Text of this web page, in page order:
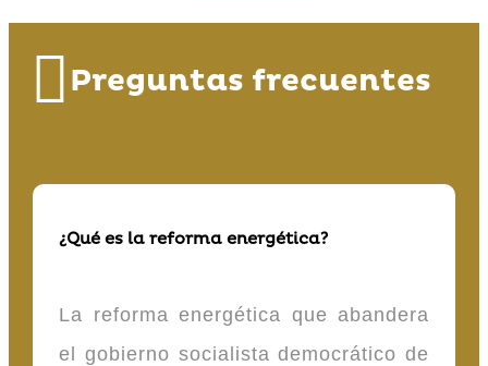
Preguntas frecuentes
¿Qué es la reforma energética?
La reforma energética que abandera
el gobierno socialista democrático de